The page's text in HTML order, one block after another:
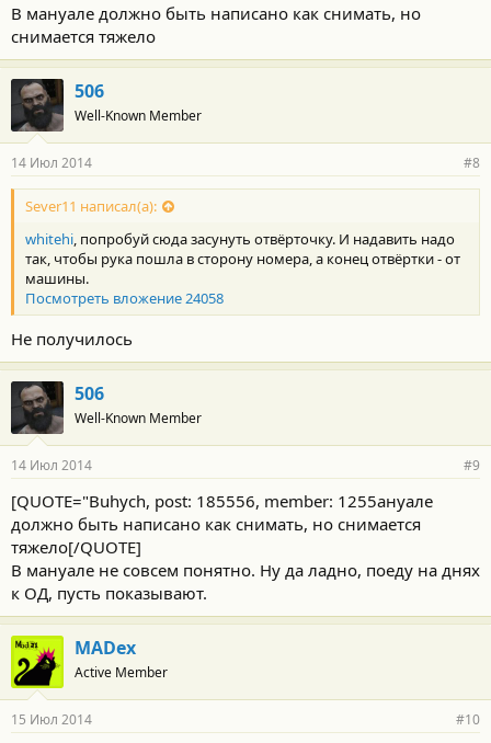
с
т
и
:
В мануале должно быть написано как снимать, но
снимается тяжело
506
Well-Known Member
14 Июл 2014 #8
Sever11 написал(а):
whitehi, попробуй сюда засунуть отвёрточку. И надавить надо
так, чтобы рука пошла в сторону номера, а конец отвёртки - от
машины.
Посмотреть вложение 24058
Не получилось
506
Well-Known Member
14 Июл 2014 #9
[QUOTE="Buhych, post: 185556, member: 1255ануале
должно быть написано как снимать, но снимается
тяжело[/QUOTE]
В мануале не совсем понятно. Ну да ладно, поеду на днях
к ОД, пусть показывают.
MADex
Active Member
15 Июл 2014 #10